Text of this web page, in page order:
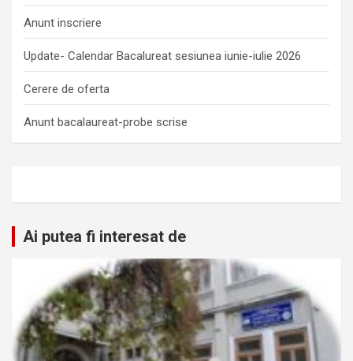
Anunt inscriere
Update- Calendar Bacalureat sesiunea iunie-iulie 2026
Cerere de oferta
Anunt bacalaureat-probe scrise
Ai putea fi interesat de